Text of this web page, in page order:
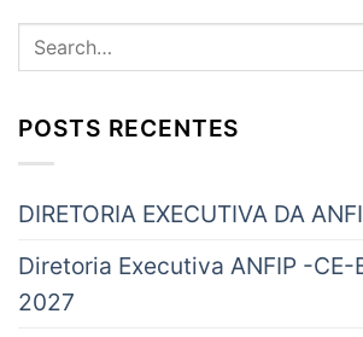
POSTS RECENTES
DIRETORIA EXECUTIVA DA
Diretoria Executiva ANFIP -
2027